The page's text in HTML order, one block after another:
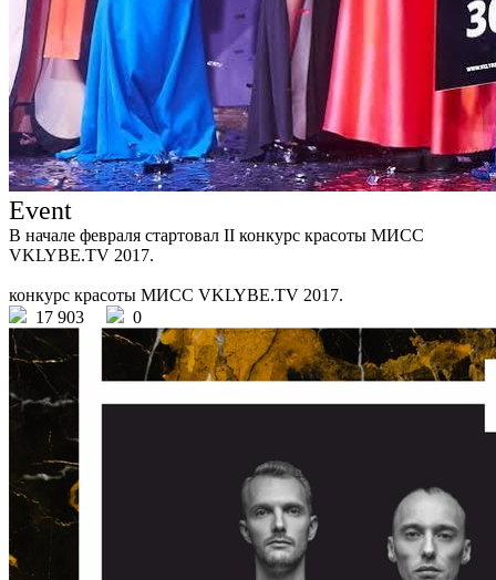
Event
В начале февраля стартовал II конкурс красоты МИСС
VKLYBE.TV 2017.
конкурс красоты МИСС VKLYBE.TV 2017.
17 903
0